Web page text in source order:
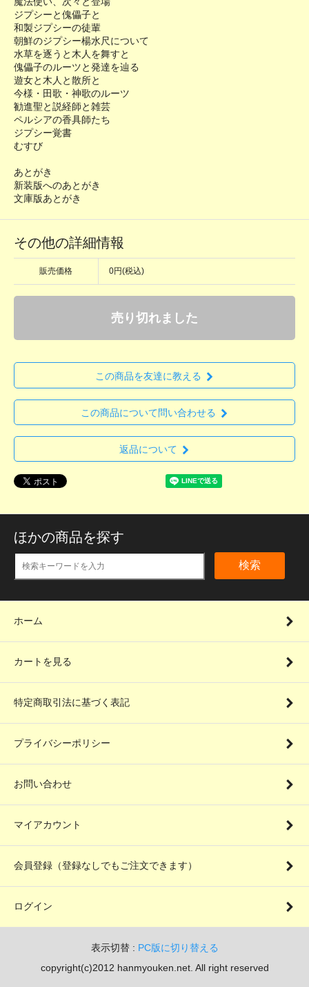
ジプシーと傀儡子と
和製ジプシーの徒輩
朝鮮のジプシー楊水尺について
水草を逐うと木人を舞すと
傀儡子のルーツと発達を辿る
遊女と木人と散所と
今様・田歌・神歌のルーツ
勧進聖と説経師と雑芸
ペルシアの香具師たち
ジプシー覚書
むすび
あとがき
新装版へのあとがき
文庫版あとがき
その他の詳細情報
販売価格 0円(税込)
売り切れました
この商品を友達に教える
この商品について問い合わせる
返品について
ほかの商品を探す
検索
ホーム
カートを見る
特定商取引法に基づく表記
プライバシーポリシー
お問い合わせ
マイアカウント
会員登録（登録なしでもご注文できます）
ログイン
表示切替 : PC版に切り替える
copyright(c)2012 hanmyouken.net. All right reserved